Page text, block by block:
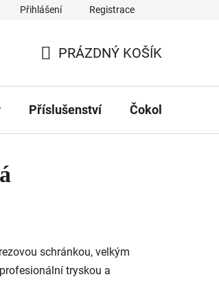
Kontakty Hodnocení obchodu
Přihlášení Registrace
KOŠÍK
PRÁZDNÝ KOŠÍK
Příslušenství Čokolády
schránkou, velkým
tryskou a